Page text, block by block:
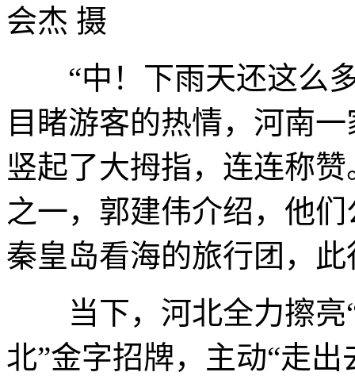
会杰 摄
“中！下雨天还这么多
目睹游客的热情，河南
竖起了大拇指，连连称
之一，郭建伟介绍，他
秦皇岛看海的旅行团，
当下，河北全力擦亮“
北”金字招牌，主动“走